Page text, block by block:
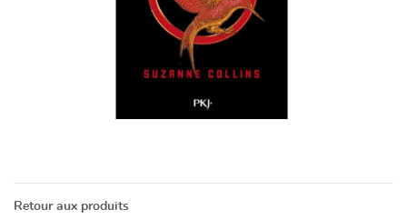
SERVICES
Retour aux produits